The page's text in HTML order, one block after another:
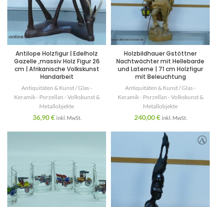
Antilope Holzfigur | Edelholz
Gazelle ,massiv Holz Figur 26
cm | Afrikanische Volkskunst
Handarbeit
Antiquitäten & Kunst / Glas -
Keramik - Porzellan - Volkskunst &
Metallobjekte
36,90€ inkl. MwSt.
Holzbildhauer Gstöttner
Nachtwächter mit Hellebarde
und Laterne | 71 cm Holzfigur
mit Beleuchtung
Antiquitäten & Kunst / Glas -
Keramik - Porzellan - Volkskunst &
Metallobjekte
240,00€ inkl. MwSt.